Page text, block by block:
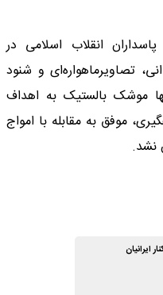
انقلاب اسلامی در
تصاویرماهواره‌ای و شنود
موشک بالستیک به اهداف
موفق به مقابله با امواج
نشد.